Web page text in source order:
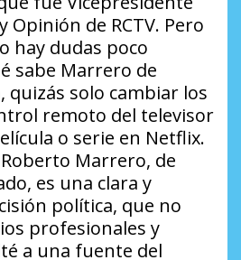
de RCTV. Pero
hay dudas poco
sabe Marrero de
quizás solo cambiar los
remoto del televisor
o serie en Netflix.
Marrero, de
es una clara y
política, que no
profesionales y
a una fuente del